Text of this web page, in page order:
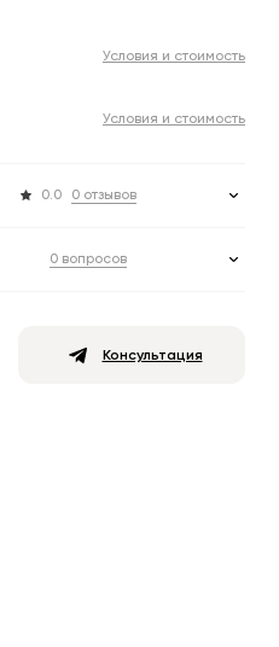
Условия и стоимость
Условия и стоимость
0.0 0 отзывов
0 вопросов
Консультация